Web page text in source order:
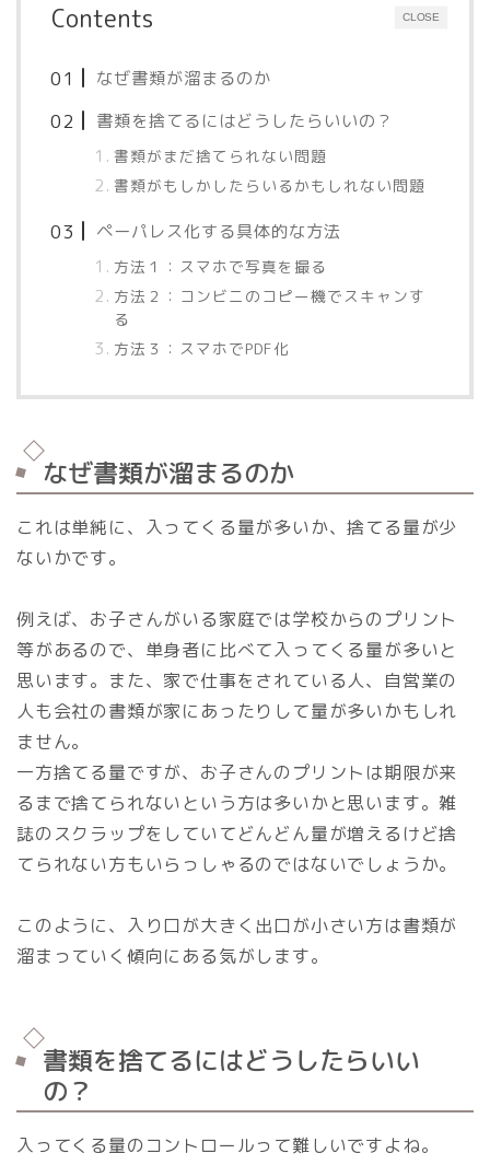
CLOSE
Contents
なぜ書類が溜まるのか
書類を捨てるにはどうしたらいいの？
書類がまだ捨てられない問題
書類がもしかしたらいるかもしれない問題
ペーパレス化する具体的な方法
方法１：スマホで写真を撮る
方法２：コンビニのコピー機でスキャンす
る
方法３：スマホでPDF化
なぜ書類が溜まるのか
これは単純に、入ってくる量が多いか、捨てる量が少
ないかです。
例えば、お子さんがいる家庭では学校からのプリント
等があるので、単身者に比べて入ってくる量が多いと
思います。また、家で仕事をされている人、自営業の
人も会社の書類が家にあったりして量が多いかもしれ
ません。
一方捨てる量ですが、お子さんのプリントは期限が来
るまで捨てられないという方は多いかと思います。雑
誌のスクラップをしていてどんどん量が増えるけど捨
てられない方もいらっしゃるのではないでしょうか。
このように、入り口が大きく出口が小さい方は書類が
溜まっていく傾向にある気がします。
書類を捨てるにはどうしたらいい
の？
入ってくる量のコントロールって難しいですよね。